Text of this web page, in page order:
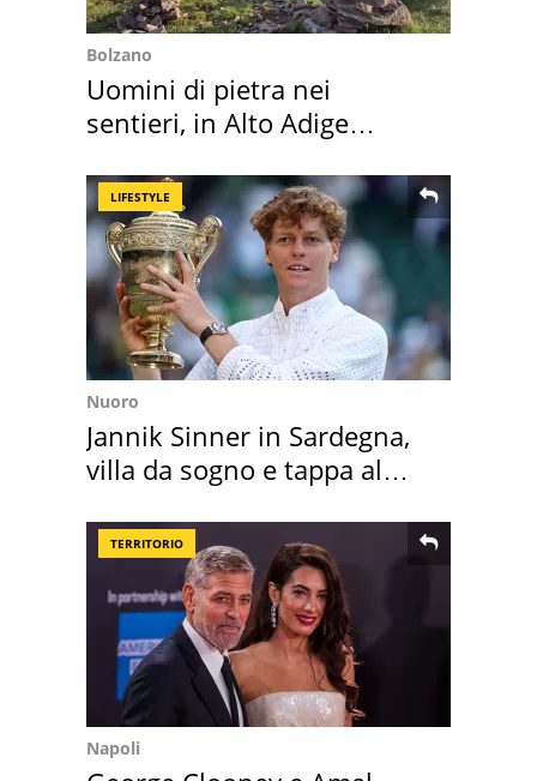
Bolzano
Uomini di pietra nei
sentieri, in Alto Adige
LIFESTYLE
Nuoro
Jannik Sinner in Sardegna,
villa da sogno e tappa al
TERRITORIO
Napoli